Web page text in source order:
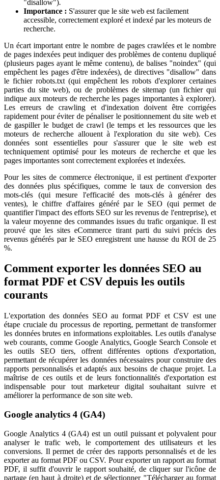
"disallow").
Importance : S'assurer que le site web est facilement
accessible, correctement exploré et indexé par les moteurs de
recherche.
Un écart important entre le nombre de pages crawlées et le nombre
de pages indexées peut indiquer des problèmes de contenu dupliqué
(plusieurs pages ayant le même contenu), de balises "noindex" (qui
empêchent les pages d'être indexées), de directives "disallow" dans
le fichier robots.txt (qui empêchent les robots d'explorer certaines
parties du site web), ou de problèmes de sitemap (un fichier qui
indique aux moteurs de recherche les pages importantes à explorer).
Les erreurs de crawling et d'indexation doivent être corrigées
rapidement pour éviter de pénaliser le positionnement du site web et
de gaspiller le budget de crawl (le temps et les ressources que les
moteurs de recherche allouent à l'exploration du site web). Ces
données sont essentielles pour s'assurer que le site web est
techniquement optimisé pour les moteurs de recherche et que les
pages importantes sont correctement explorées et indexées.
Pour les sites de commerce électronique, il est pertinent d'exporter
des données plus spécifiques, comme le taux de conversion des
mots-clés (qui mesure l'efficacité des mots-clés à générer des
ventes), le chiffre d'affaires généré par le SEO (qui permet de
quantifier l'impact des efforts SEO sur les revenus de l'entreprise), et
la valeur moyenne des commandes issues du trafic organique. Il est
prouvé que les sites eCommerce tirant parti du suivi précis des
revenus générés par le SEO enregistrent une hausse du ROI de 25
%.
Comment exporter les données SEO au
format PDF et CSV depuis les outils
courants
L'exportation des données SEO au format PDF et CSV est une
étape cruciale du processus de reporting, permettant de transformer
les données brutes en informations exploitables. Les outils d'analyse
web courants, comme Google Analytics, Google Search Console et
les outils SEO tiers, offrent différentes options d'exportation,
permettant de récupérer les données nécessaires pour construire des
rapports personnalisés et adaptés aux besoins de chaque projet. La
maîtrise de ces outils et de leurs fonctionnalités d'exportation est
indispensable pour tout marketeur digital souhaitant suivre et
améliorer la performance de son site web.
Google analytics 4 (GA4)
Google Analytics 4 (GA4) est un outil puissant et polyvalent pour
analyser le trafic web, le comportement des utilisateurs et les
conversions. Il permet de créer des rapports personnalisés et de les
exporter au format PDF ou CSV. Pour exporter un rapport au format
PDF, il suffit d'ouvrir le rapport souhaité, de cliquer sur l'icône de
partage (en haut à droite) et de sélectionner "Télécharger au format